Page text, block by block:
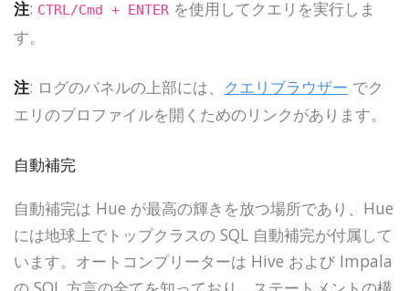
注: CTRL/Cmd + ENTER を使用してクエリを実行しま
す。
注: ログのパネルの上部には、 クエリブラウザー でク
エリのプロファイルを開くためのリンクがあります。
自動補完
自動補完は Hue が最高の輝きを放つ場所であり、Hue
には地球上でトップクラスの SQL 自動補完が付属して
います。オートコンプリーターは Hive および Impala